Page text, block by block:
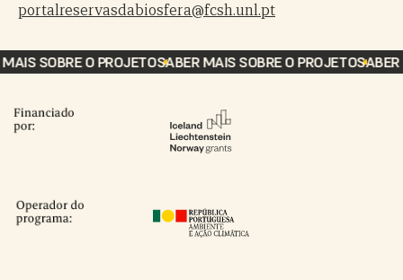
portalreservasdabiosfera@fcsh.unl.pt
SOBRE O PROJETOSABER MAIS SOBRE O PROJETOSABER